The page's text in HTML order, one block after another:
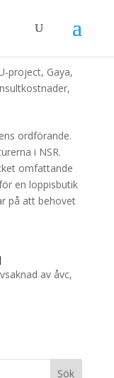
project, Gaya,
,
ordförande.
i NSR.
omfattande
en loppisbutik
på att behovet
av åvc,